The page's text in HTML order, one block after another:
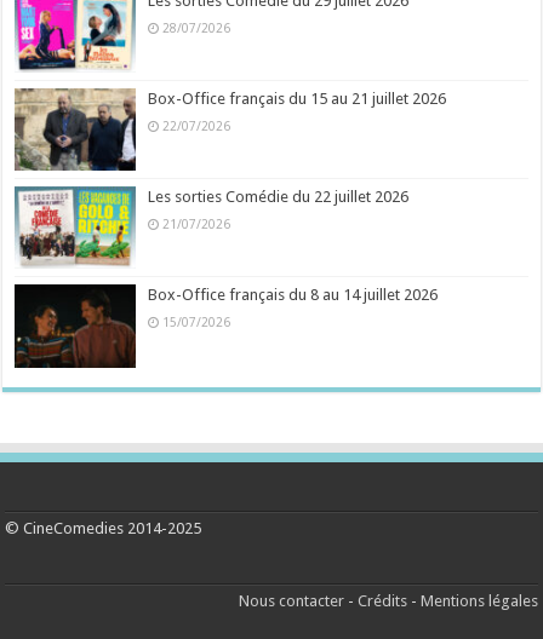
28/07/2026
Box-Office français du 15 au 21 juillet 2026
22/07/2026
Les sorties Comédie du 22 juillet 2026
21/07/2026
Box-Office français du 8 au 14 juillet 2026
15/07/2026
© CineComedies 2014-2025
Nous contacter- Crédits- Mentions légales